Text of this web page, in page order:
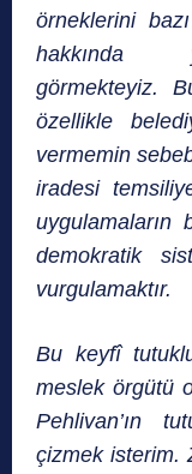
örneklerini
hakkında
görmekteyiz.
özellikle
vermemin
iradesi
uygulamaların
demokratik
vurgulamaktır.
Bu keyfî
meslek örgütü
Pehlivan’ın
çizmek isterim.